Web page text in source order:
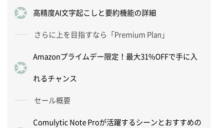
高精度AI文字起こしと要約機能の詳細
さらに上を目指すなら「Premium Plan」
Amazonプライムデー限定！最大31%OFFで手に入
れるチャンス
セール概要
Comulytic Note Proが活躍するシーンとおすすめの